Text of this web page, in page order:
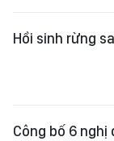
Hồi sinh rừng
Công bố 6 nghị